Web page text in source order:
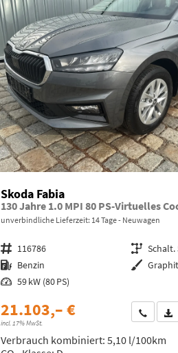
Skoda Fabia
unverbindliche Lieferzeit: 14 Tage Neuwagen
Fahrzeugnr. 116786 Getriebe Schalt.
Kraftstoff Benzin Außenfarbe
Leistung 59 kW (80 PS)
21.103,– €
incl. 17% MwSt.
Wir
Verbrauch kombiniert: 5,10 l/100km